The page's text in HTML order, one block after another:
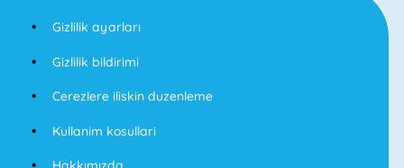
Gizlilik ayarları
Gizlilik bildirimi
Cerezlere iliskin duzenleme
Kullanim kosullari